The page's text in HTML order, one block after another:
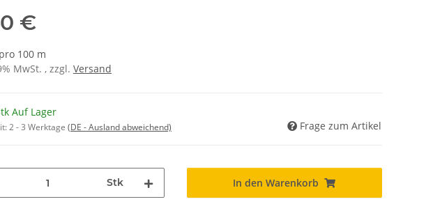
€
100 m
MwSt. , zzgl. Versand
Auf Lager
2 - 3 Werktage (DE - Ausland abweichend) Frage zum Artikel
Stk In den Warenkorb